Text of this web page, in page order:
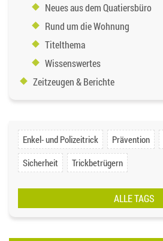
Neues aus dem Quatiersbüro
Rund um die Wohnung
Titelthema
Wissenswertes
Zeitzeugen & Berichte
Enkel- und Polizeitrick Prävention
Sicherheit
Trickbetrügern
ALLE TAGS